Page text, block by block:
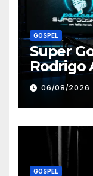
GOSPEL
Super
Rodrigo
nova
grandes
gospel
06/08/2026
GOSPEL